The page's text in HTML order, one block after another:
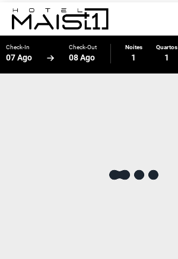
Check-In
07 Ago
Check-Out
08 Ago
Noites
1
Quartos
1